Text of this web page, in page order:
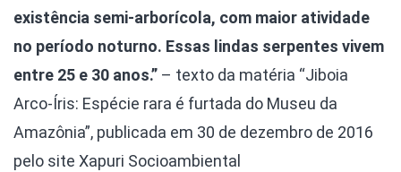
existência semi-arborícola, com maior atividade
no período noturno. Essas lindas serpentes vivem
entre 25 e 30 anos.” – texto da matéria “Jiboia
Arco-Íris: Espécie rara é furtada do Museu da
Amazônia”, publicada em 30 de dezembro de 2016
pelo site Xapuri Socioambiental